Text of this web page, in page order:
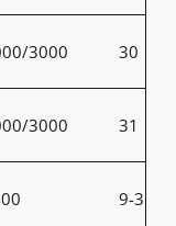
3000 30
3000 31
9-31